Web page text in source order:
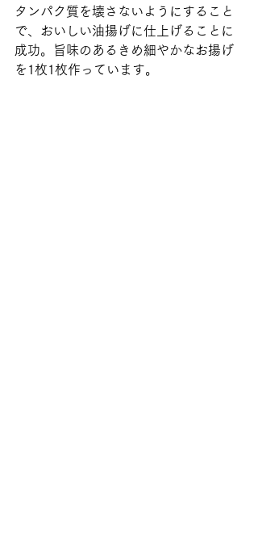
タンパク質を壊さないようにすること
で、おいしい油揚げに仕上げることに
成功。旨味のあるきめ細やかなお揚げ
を1枚1枚作っています。